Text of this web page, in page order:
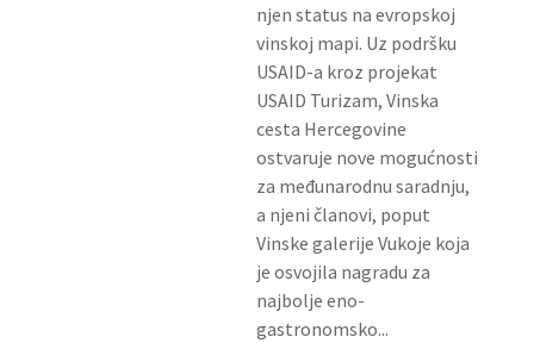
njen status na evropskoj
vinskoj mapi. Uz podršku
USAID-a kroz projekat
USAID Turizam, Vinska
cesta Hercegovine
ostvaruje nove mogućnosti
za međunarodnu saradnju,
a njeni članovi, poput
Vinske galerije Vukoje koja
je osvojila nagradu za
najbolje eno-
gastronomsko...